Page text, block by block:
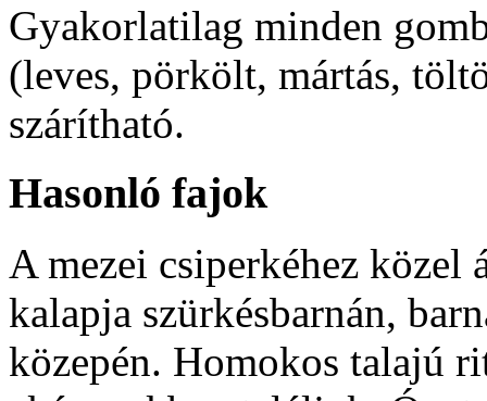
Gyakorlatilag minden
(leves, pörkölt, mártás,
szárítható.
Hasonló fajok
A mezei csiperkéhez közel
kalapja szürkésbarnán,
közepén. Homokos talajú